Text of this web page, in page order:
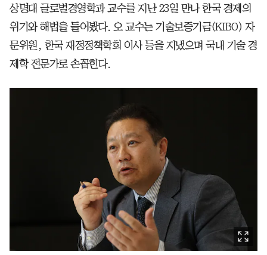
상명대 글로벌경영학과 교수를 지난 23일 만나 한국 경제의
위기와 해법을 들어봤다. 오 교수는 기술보증기금(KIBO) 자
문위원, 한국 재정정책학회 이사 등을 지냈으며 국내 기술 경
제학 전문가로 손꼽힌다.